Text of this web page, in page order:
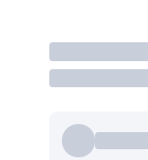
Торговать